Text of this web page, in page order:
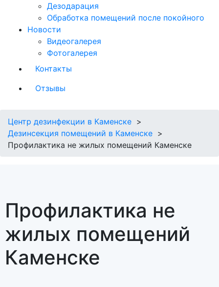
Дезодарация
Обработка помещений после покойного
Новости
Видеогалерея
Фотогалерея
Контакты
Отзывы
Центр дезинфекции в Каменске
Дезинсекция помещений в Каменске
Профилактика не жилых помещений Каменске
Профилактика не
жилых помещений
Каменске